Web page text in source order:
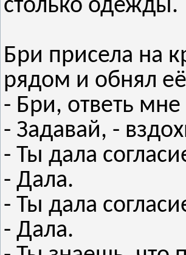
столько одежды.
Бри присела на
рядом и обнял
- Бри, ответь
- Задавай, -
- Ты дала
- Дала.
- Ты дала
- Дала.